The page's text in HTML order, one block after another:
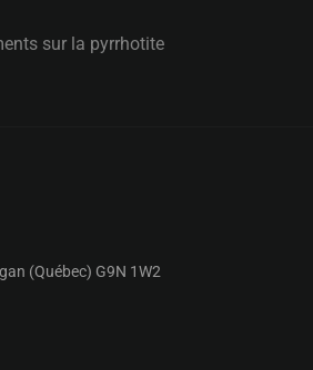
sur la pyrrhotite
(Québec) G9N 1W2